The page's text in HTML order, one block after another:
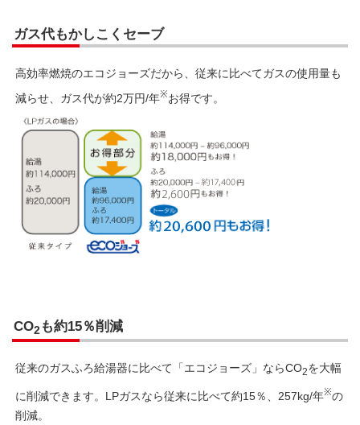
ガス代もかしこくセーブ
高効率燃焼のエコジョーズだから、従来に比べてガスの使用量も
減らせ、ガス代が約2万円/年※お得です。
CO2も約15％削減
従来のガスふろ給湯器に比べて「エコジョーズ」ならCO2を大幅
に削減できます。LPガスなら従来に比べて約15％、257kg/年※の
削減。